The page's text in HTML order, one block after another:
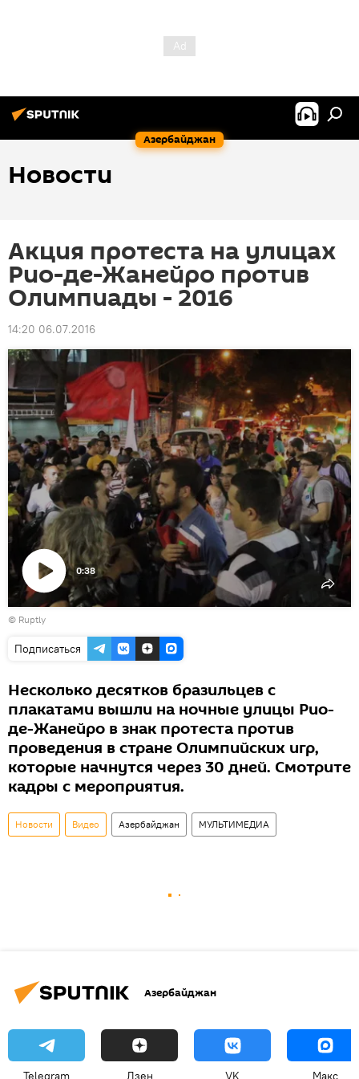
Азербайджан
Новости
Акция протеста на улицах
Рио-де-Жанейро против
Олимпиады - 2016
14:20 06.07.2016
Воспроизвести
видео
0:38
© Ruptly
Подписаться
Несколько десятков бразильцев с
плакатами вышли на ночные улицы Рио-
де-Жанейро в знак протеста против
проведения в стране Олимпийских игр,
которые начнутся через 30 дней. Смотрите
кадры с мероприятия.
Новости Видео Азербайджан МУЛЬТИМЕДИА
Азербайджан
Telegram Дзен VK Макс